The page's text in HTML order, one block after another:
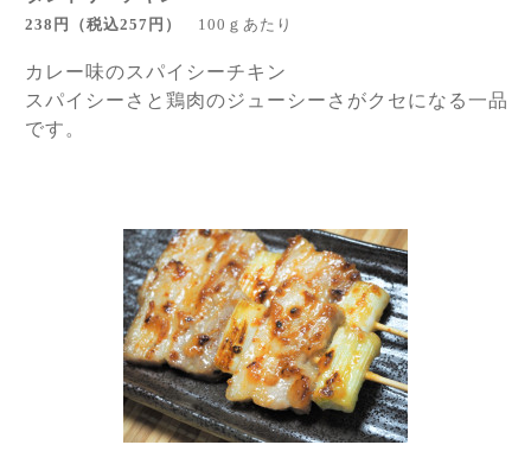
238円 （税込257円 ） 100ｇあたり
カレー味のスパイシーチキン
スパイシーさと鶏肉のジューシーさがクセになる一品
です。